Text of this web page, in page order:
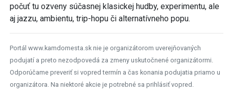
počuť tu ozveny súčasnej klasickej hudby, experimentu, ale
aj jazzu, ambientu, trip-hopu či alternatívneho popu.
Portál www.kamdomesta.sk nie je organizátorom uverejňovaných
podujatí a preto nezodpovedá za zmeny uskutočnené organizátormi.
Odporúčame preveriť si vopred termín a čas konania podujatia priamo u
organizátora. Na niektoré akcie je potrebné sa prihlásiť vopred.